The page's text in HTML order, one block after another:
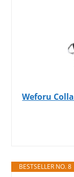
Weforu
BESTSELLER NO. 8